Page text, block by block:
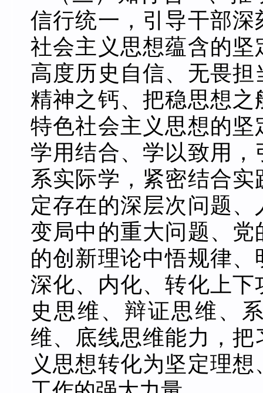
信行统一，引导干部
社会主义思想蕴含的
高度历史自信、无畏
精神之钙、把稳思想
特色社会主义思想的
学用结合、学以致用
系实际学，紧密结合
定存在的深层次问题
变局中的重大问题、
的创新理论中悟规律
深化、内化、转化上
史思维、辩证思维、
维、底线思维能力，
义思想转化为坚定理